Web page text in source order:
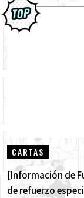
CARTAS
[Información de
de refuerzo